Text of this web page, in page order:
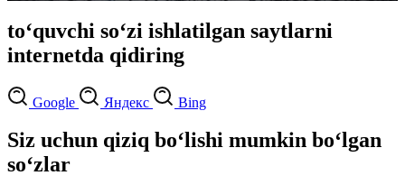
to‘quvchi so‘zi ishlatilgan saytlarni
internetda qidiring
Google Яндекс Bing
Siz uchun qiziq bo‘lishi mumkin bo‘lgan
so‘zlar